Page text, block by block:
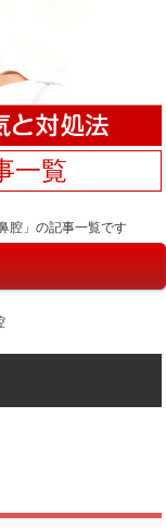
一覧
腔」の記事一覧です